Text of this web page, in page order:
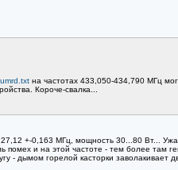
на частотах 433,050-434,790 МГц
Короче-свалка...
+-0,163 МГц, мощность 30...80 Вт...
помех и на этой частоте - тем более там
- дымом горелой касторки заволакивает